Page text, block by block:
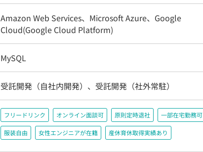
Amazon Web Services、Microsoft Azure、Google
Cloud(Google Cloud Platform)
MySQL
受託開発（自社内開発）、受託開発（社外常駐）
フリードリンク オンライン面談可 原則定時退社 一部在宅勤務可
服装自由 女性エンジニアが在籍 産休育休取得実績あり